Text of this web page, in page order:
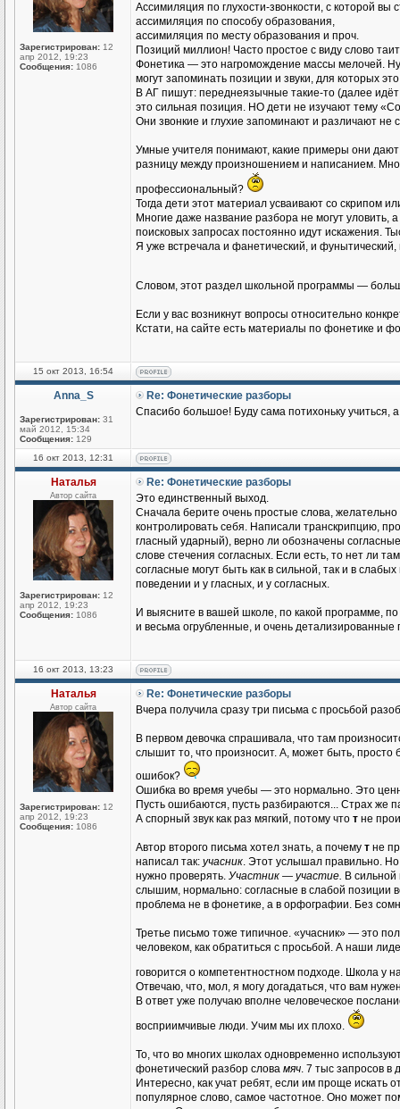
Зарегистрирован: 12
апр 2012, 19:23
Сообщения: 1086
Ассимиляция по глухости-звонкости, с которой вы
ассимиляция по способу образования,
ассимиляция по месту образования и проч.
Позиций миллион! Часто простое с виду слово
Фонетика — это нагромождение массы мелочей.
могут запоминать позиции и звуки, для которых
В АГ пишут: переднеязычные такие-то (далее
это сильная позиция. НО дети не изучают тему
Они звонкие и глухие запоминают и различают не
Умные учителя понимают, какие примеры они
разницу между произношением и написанием.
профессиональный?
Тогда дети этот материал усваивают со скрипом
Многие даже название разбора не могут уловить,
поисковых запросах постоянно идут искажения.
Я уже встречала и фанетический, и
Словом, этот раздел школьной программы —
Если у вас возникнут вопросы относительно
Кстати, на сайте есть материалы по фонетике и
15 окт 2013, 16:54
Anna_S
Зарегистрирован: 31
май 2012, 15:34
Сообщения: 129
Re: Фонетические разборы
Cпасибо большое! Буду сама потихоньку учиться,
16 окт 2013, 12:31
Наталья
Автор сайта
Зарегистрирован: 12
апр 2012, 19:23
Сообщения: 1086
Re: Фонетические разборы
Это единственный выход.
Сначала берите очень простые слова,
контролировать себя. Написали транскрипцию,
гласный ударный), верно ли обозначены
слове стечения согласных. Если есть, то нет ли
согласные могут быть как в сильной, так и в
поведении и у гласных, и у согласных.
И выясните в вашей школе, по какой программе,
и весьма огрубленные, и очень
16 окт 2013, 13:23
Наталья
Автор сайта
Зарегистрирован: 12
апр 2012, 19:23
Сообщения: 1086
Re: Фонетические разборы
Вчера получила сразу три письма с просьбой
В первом девочка спрашивала, что там
слышит то, что произносит. А, может быть, просто
ошибок?
Ошибка во время учебы — это нормально. Это
Пусть ошибаются, пусть разбираются... Страх же
А спорный звук как раз мягкий, потому что т не
Автор второго письма хотел знать, а почему т не
написал так: учасник. Этот услышал правильно.
нужно проверять. Участник — участие. В
слышим, нормально: согласные в слабой позиции
проблема не в фонетике, а в орфографии. Без
Третье письмо тоже типичное. «учасник» — это
человеком, как обратиться с просьбой. А наши
говорится о компетентностном подходе. Школа у
Отвечаю, что, мол, я могу догадаться, что вам
В ответ уже получаю вполне человеческое
восприимчивые люди. Учим мы их плохо.
То, что во многих школах одновременно
фонетический разбор слова мяч. 7 тыс запросов в
Интересно, как учат ребят, если им проще искать
популярное слово, самое частотное. Оно может